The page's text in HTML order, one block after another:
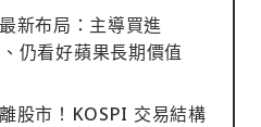
新布局：主導買進
仍看好蘋果長期價值
股市！KOSPI 交易結構